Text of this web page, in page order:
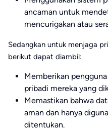
ancaman untuk
mencurigakan atau
Sedangkan untuk menjaga
berikut dapat diambil:
Memberikan
pribadi mereka yang
Memastikan bahwa
aman dan hanya
ditentukan.